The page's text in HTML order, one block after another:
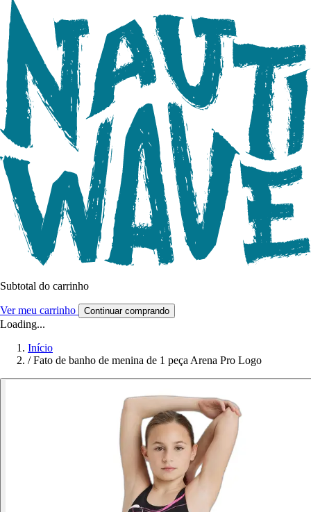
Subtotal do carrinho
Ver meu carrinho Continuar comprando
Loading...
Início
/ Fato de banho de menina de 1 peça Arena Pro Logo